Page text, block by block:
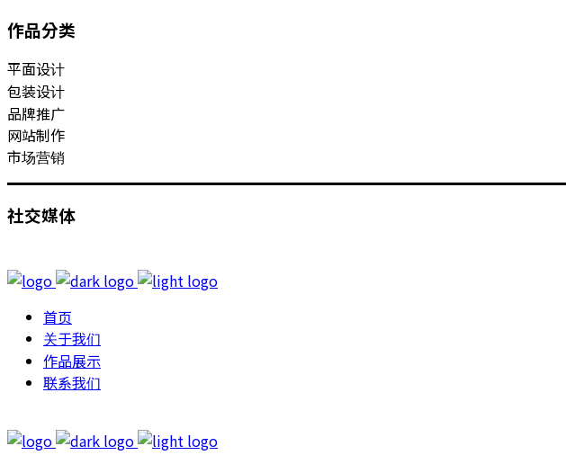
作品分类
平面设计
包装设计
品牌推广
网站制作
市场营销
社交媒体
首页
关于我们
作品展示
联系我们